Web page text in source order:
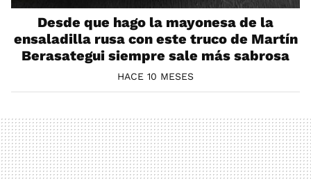
Desde que hago la mayonesa de la
ensaladilla rusa con este truco de Martín
Berasategui siempre sale más sabrosa
HACE 10 MESES